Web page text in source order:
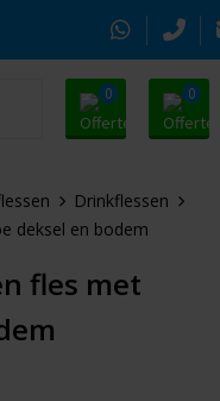
0 0
Drinkflessen
deksel en bodem
fles met